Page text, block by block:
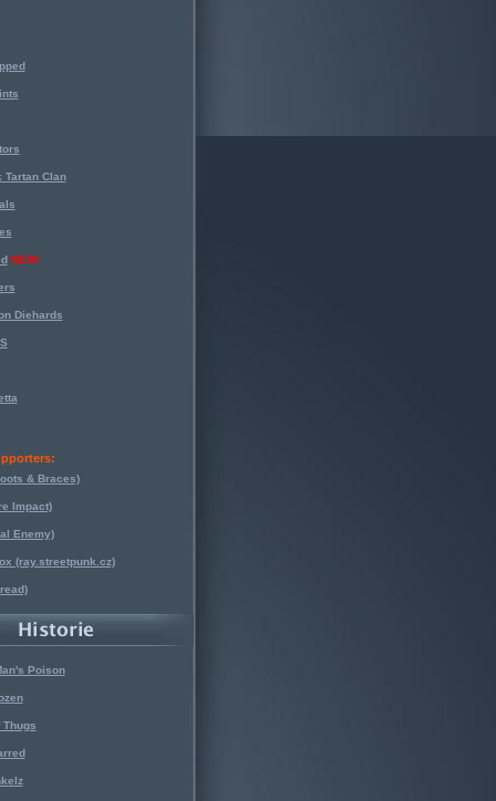
Tartan Clan
NEW!
Diehards
& Braces)
Impact)
Enemy)
(ray.streetpunk.cz)
Poison
Thugs